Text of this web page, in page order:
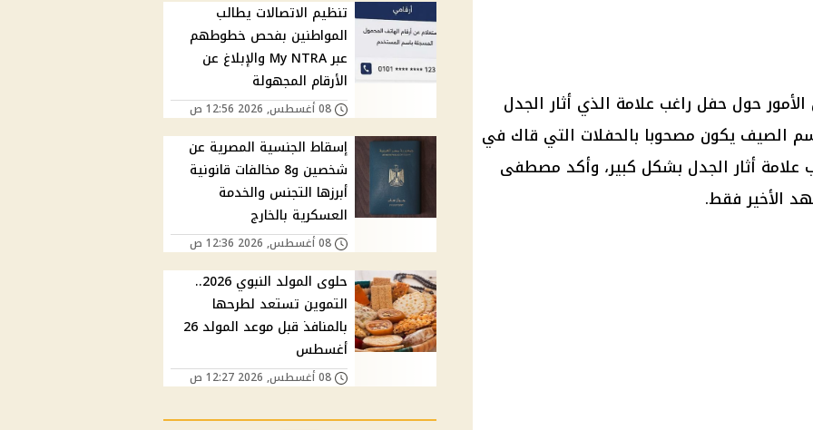
حول حفل راغب علامة الذي أثار الجدل
الصيف يكون مصحوبا بالحفلات التي قاك في
علامة أثار الجدل بشكل كبير، وأكد مصطفى
الأخير فقط.
تنظيم الاتصالات يطالب
المواطنين بفحص خطوطهم
عبر My NTRA والإبلاغ عن
الأرقام المجهولة
08 أغسطس, 2026 12:56 ص
إسقاط الجنسية المصرية عن
شخصين و8 مخالفات قانونية
أبرزها التجنس والخدمة
العسكرية بالخارج
08 أغسطس, 2026 12:36 ص
حلوى المولد النبوي 2026..
التموين تستعد لطرحها
بالمنافذ قبل موعد المولد 26
أغسطس
08 أغسطس, 2026 12:27 ص